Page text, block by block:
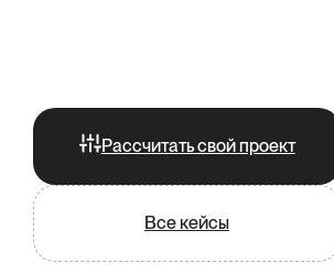
Рассчитать свой проект
Все кейсы